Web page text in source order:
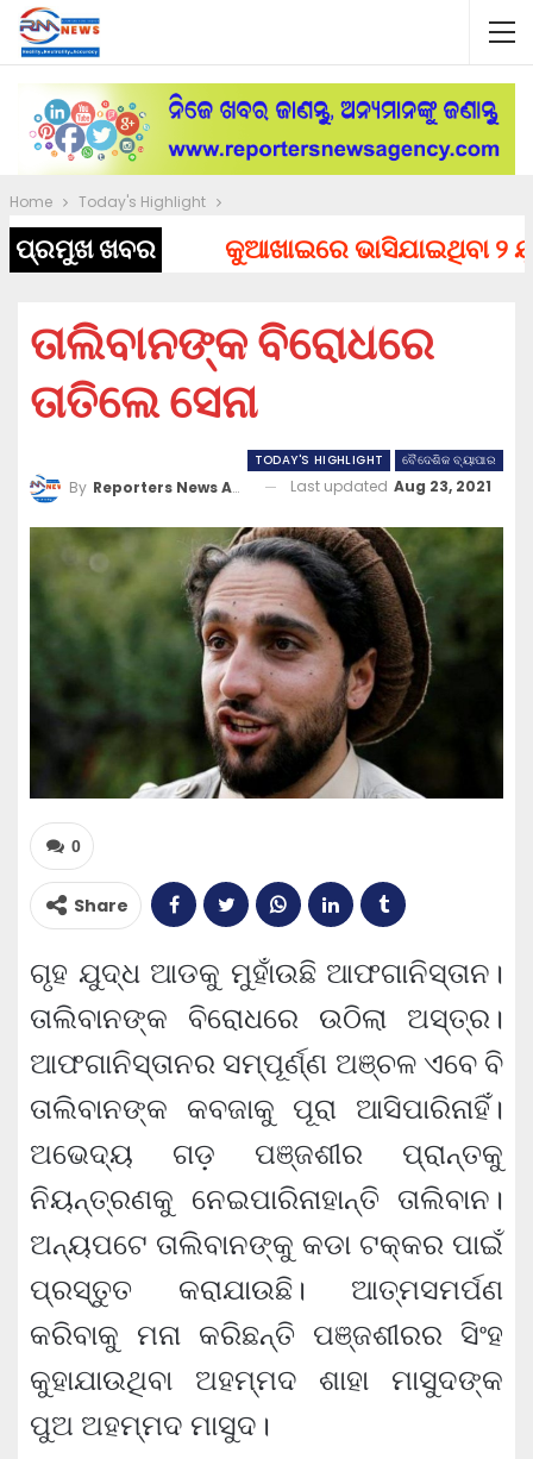
Home Today's Highlight
ପ୍ରମୁଖ ଖବର କୁଆଖାଇରେ ଭାସିଯାଇଥିବା ୨
ତାଲିବାନଙ୍କ ବିରୋଧରେ
ତାତିଲେ ସେନା
TODAY'S HIGHLIGHT ବୈଦେଶିକ ବ୍ୟାପାର
By Reporters News Agency Last updated Aug 23, 2021
0
Share
ଗୃହ ଯୁଦ୍ଧ ଆଡକୁ ମୁହାଁଉଛି ଆଫଗାନିସ୍ତାନ।
ତାଲିବାନଙ୍କ ବିରୋଧରେ ଉଠିଲା ଅସ୍ତ୍ର।
ଆଫଗାନିସ୍ତାନର ସମ୍ପୂର୍ଣ୍ଣ ଅଞ୍ଚଳ ଏବେ ବି
ତାଲିବାନଙ୍କ କବଜାକୁ ପୂରା ଆସିପାରିନାହିଁ।
ଅଭେଦ୍ୟ ଗଡ଼ ପଞ୍ଜଶୀର ପ୍ରାନ୍ତକୁ
ନିୟନ୍ତ୍ରଣକୁ ନେଇପାରିନାହାନ୍ତି ତାଲିବାନ।
ଅନ୍ୟପଟେ ତାଲିବାନଙ୍କୁ କଡା ଟକ୍କର ପାଇଁ
ପ୍ରସ୍ତୁତ କରାଯାଉଛି। ଆତ୍ମସମର୍ପଣ
କରିବାକୁ ମନା କରିଛନ୍ତି ପଞ୍ଜଶୀରର ସିଂହ
କୁହାଯାଉଥିବା ଅହମ୍ମଦ ଶାହା ମାସୁଦଙ୍କ
ପୁଅ ଅହମ୍ମଦ ମାସୁଦ।